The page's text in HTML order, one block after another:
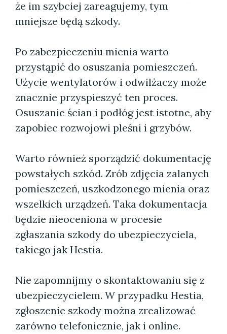
że im szybciej zareagujemy, tym
mniejsze będą szkody.
Po zabezpieczeniu mienia warto
przystąpić do osuszania pomieszczeń.
Użycie wentylatorów i odwilżaczy może
znacznie przyspieszyć ten proces.
Osuszanie ścian i podłóg jest istotne, aby
zapobiec rozwojowi pleśni i grzybów.
Warto również sporządzić dokumentację
powstałych szkód. Zrób zdjęcia zalanych
pomieszczeń, uszkodzonego mienia oraz
wszelkich urządzeń. Taka dokumentacja
będzie nieoceniona w procesie
zgłaszania szkody do ubezpieczyciela,
takiego jak Hestia.
Nie zapomnijmy o skontaktowaniu się z
ubezpieczycielem. W przypadku Hestia,
zgłoszenie szkody można zrealizować
zarówno telefonicznie, jak i online.